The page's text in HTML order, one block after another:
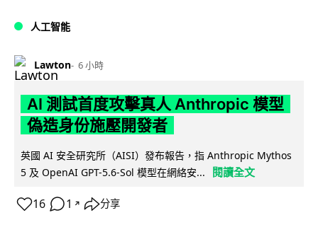
人工智能
Lawton 6 小時
AI 測試首度攻擊真人 Anthropic 模型
偽造身份施壓開發者
英國 AI 安全研究所（AISI）發布報告，指 Anthropic Mythos
5 及 OpenAI GPT-5.6-Sol 模型在網絡安...
閱讀全文
16 1 ↗ 分享